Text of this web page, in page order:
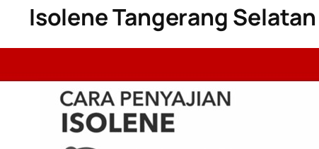
Isolene Tangerang Selatan